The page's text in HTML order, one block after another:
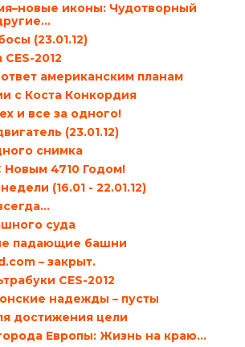
иконы: Чудотворный
(23.01.12)
2012
американским планам
с Коста Конкордия
и все за одного!
(23.01.12)
снимка
Новым 4710 Годом!
(16.01 - 22.01.12)
суда
падающие башни
– закрыт.
CES-2012
надежды – пусты
достижения цели
Европы: Жизнь на краю…